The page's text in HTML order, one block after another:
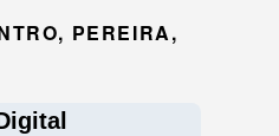
PEREIRA,